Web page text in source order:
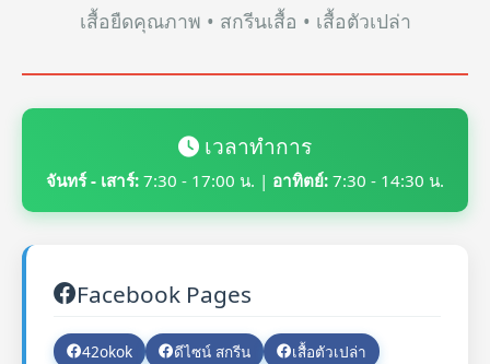
เสื้อยืดคุณภาพ • สกรีนเสื้อ • เสื้อตัวเปล่า
เวลาทำการ
จันทร์ - เสาร์: 7:30 - 17:00 น. | อาทิตย์: 7:30 - 14:30 น.
Facebook Pages
42okok ดีไซน์ สกรีน
เสื้อตัวเปล่า